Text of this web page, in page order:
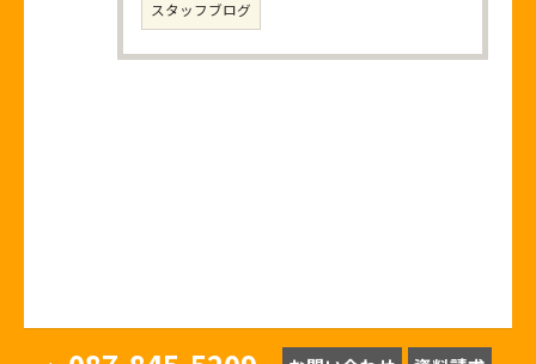
スタッフブログ